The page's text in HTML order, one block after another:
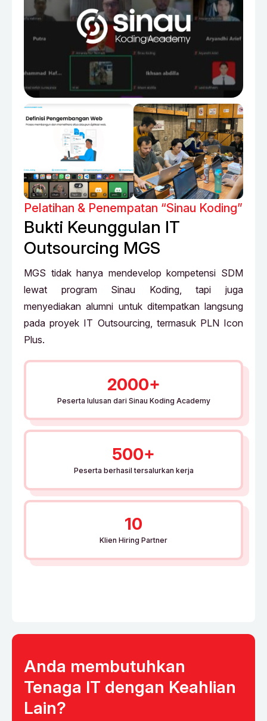
Pelatihan & Penempatan “Sinau Koding”
Bukti Keunggulan IT
Outsourcing MGS
MGS tidak hanya mendevelop kompetensi SDM
lewat program Sinau Koding, tapi juga
menyediakan alumni untuk ditempatkan langsung
pada proyek IT Outsourcing, termasuk PLN Icon
Plus.
2000+
Peserta lulusan dari Sinau Koding Academy
500+
Peserta berhasil tersalurkan kerja
10
Klien Hiring Partner
Anda membutuhkan
Tenaga IT dengan Keahlian
Lain?